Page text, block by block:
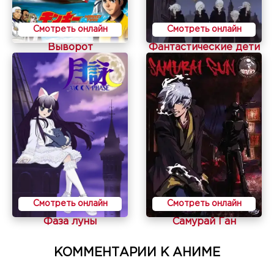
Смотреть онлайн
Выворот
Смотреть онлайн
Фантастические дети
Смотреть онлайн
Фаза луны
Смотреть онлайн
Самурай Ган
КОММЕНТАРИИ К АНИМЕ